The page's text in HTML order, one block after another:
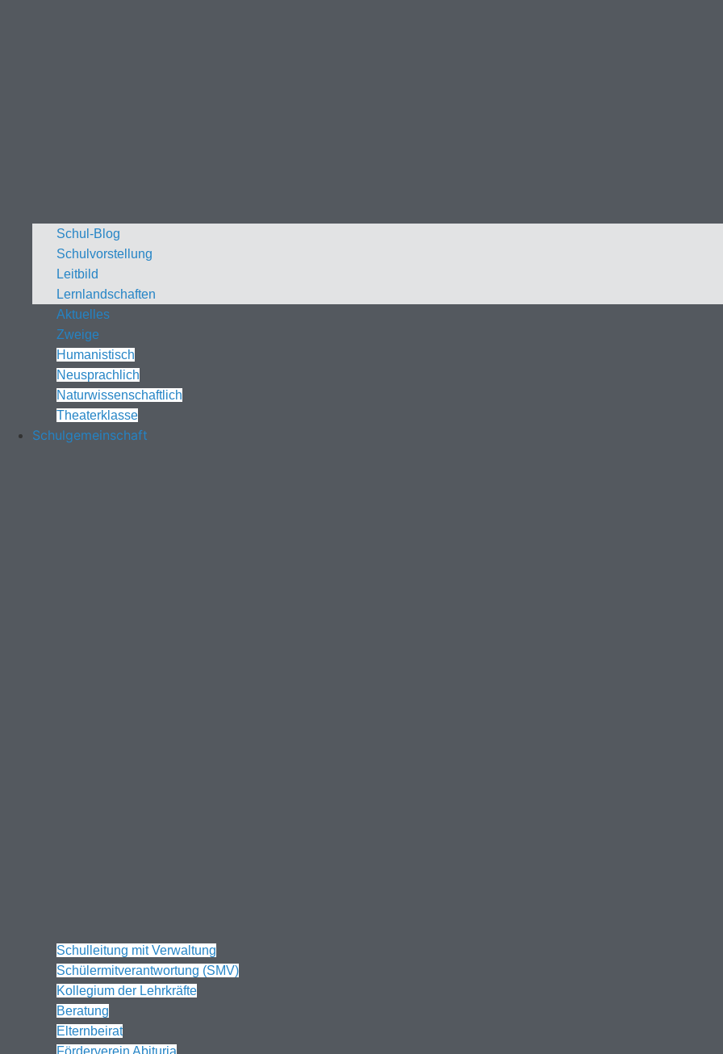
Schul-Blog
Schulvorstellung
Leitbild
Lernlandschaften
Aktuelles
Zweige
Humanistisch
Neusprachlich
Naturwissenschaftlich
Theaterklasse
Schulgemeinschaft
Schulleitung mit Verwaltung
Schülermitverantwortung (SMV)
Kollegium der Lehrkräfte
Beratung
Elternbeirat
Förderverein Abituria